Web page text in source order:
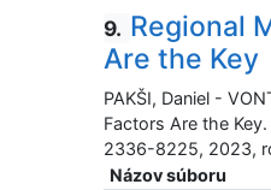
9. Regional
Are the Key
PAKŠI, Daniel -
Factors Are the
2336-8225, 2023,
Názov súboru